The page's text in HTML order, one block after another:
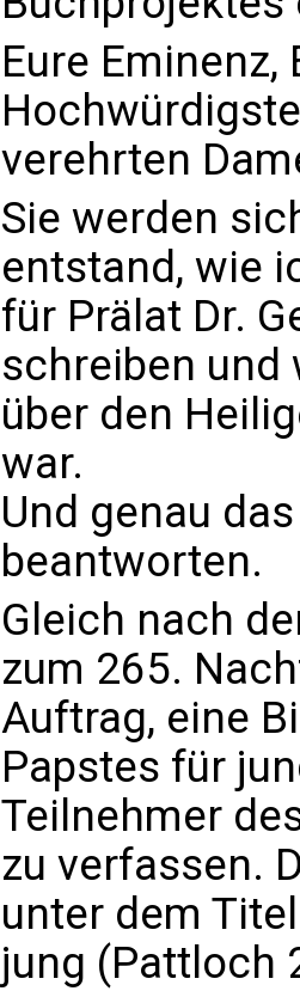
Eure
verehrten
Sie werden
entstand, wie
für Prälat Dr.
schreiben und
über den
war.
Und genau
beantworten.
Gleich nach
zum 265.
Auftrag, eine
Papstes für
Teilnehmer
zu verfassen.
unter dem
jung (Pattloch